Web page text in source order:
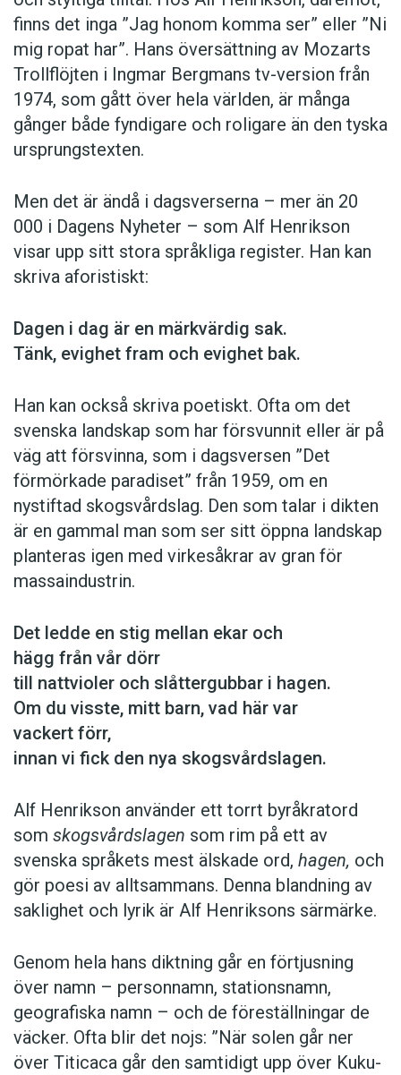
finns det inga ”Jag honom komma ser” eller ”Ni
mig ropat har”. Hans översättning av Mozarts
Trollflöjten i Ingmar Bergmans tv-version från
1974, som gått över hela världen, är många
gånger både fyndigare och roligare än den tyska
ursprungstexten.
Men det är ändå i dagsverserna – mer än 20
000 i Dagens Nyheter – som Alf Henrikson
visar upp sitt stora språkliga register. Han kan
skriva aforistiskt:
Dagen i dag är en märkvärdig sak.
Tänk, evighet fram och evighet bak.
Han kan också skriva poetiskt. Ofta om det
svenska landskap som har försvunnit eller är på
väg att försvinna, som i dagsversen ”Det
förmörkade paradiset” från 1959, om en
nystiftad skogsvårdslag. Den som talar i dikten
är en gammal man som ser sitt öppna landskap
planteras igen med virkesåkrar av gran för
massaindustrin.
Det ledde en stig mellan ekar och
hägg från vår dörr
till nattvioler och slåttergubbar i hagen.
Om du visste, mitt barn, vad här var
vackert förr,
innan vi fick den nya skogsvårdslagen.
Alf Henrikson använder ett torrt byråkratord
som skogsvårdslagen som rim på ett av
svenska språkets mest älskade ord, hagen, och
gör poesi av alltsammans. Denna blandning av
saklighet och lyrik är Alf Henriksons särmärke.
Genom hela hans diktning går en förtjusning
över namn – personnamn, stationsnamn,
geografiska namn – och de föreställningar de
väcker. Ofta blir det nojs: ”När solen går ner
över Titicaca går den samtidigt upp över Kuku-